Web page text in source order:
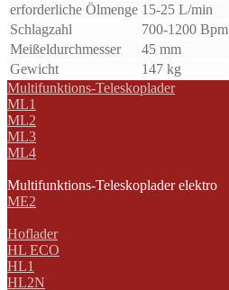
erforderliche Ölmenge 15-25 L/min
Schlagzahl
700-1200 Bpm
Meißeldurchmesser
45 mm
Gewicht
147 kg
Multifunktions-Teleskoplader
ML1
ML2
ML3
ML4
Multifunktions-Teleskoplader elektro
ME2
Hoflader
HL ECO
HL1
HL2N